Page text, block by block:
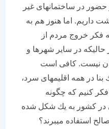
ساختمان‏های غیر
اما هنوز هم به
مردم از
در سایر شهرها و
كافی است
اقلیم‏های سرد،
كه چگونه
به یك شكل شده
می‏برند؟